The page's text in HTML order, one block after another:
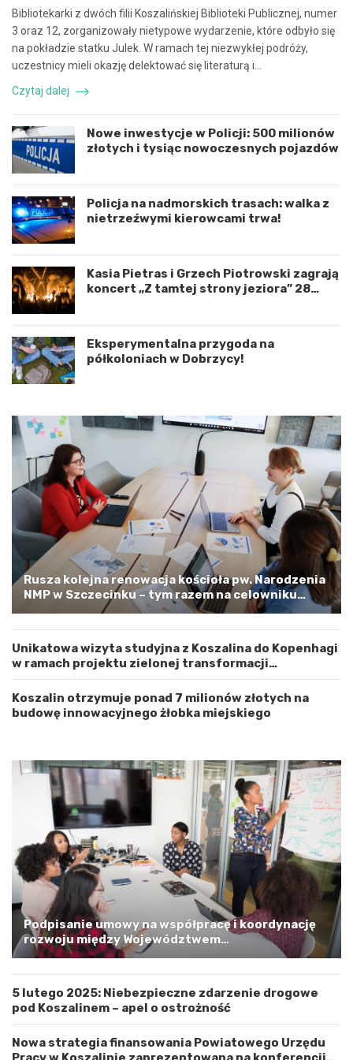
r
a
c
ę
i
k
o
o
r
d
y
n
a
c
j
ę
r
z
w
o
j
u
m
i
ę
z
y
W
o
e
d
z
w
c
h
o
d
n
p
k
i
m
G
n
i
a
s
t
n
e
z
d
a
r
z
e
n
i
e
d
r
o
g
o
w
p
o
d
K
o
s
z
a
i
n
e
m
a
l
o
s
n
o
ś
ć
Bibliotekarki z dwóch filii Koszalińskiej Biblioteki Publicznej, numer
3 oraz 12, zorganizowały nietypowe wydarzenie, które odbyło się
na pokładzie statku Julek. W ramach tej niezwykłej podróży,
uczestnicy mieli okazję delektować się literaturą i…
Czytaj dalej
Nowe inwestycje w Policji: 500 milionów
złotych i tysiąc nowoczesnych pojazdów
Policja na nadmorskich trasach: walka z
nietrzeźwymi kierowcami trwa!
Kasia Pietras i Grzech Piotrowski zagrają
koncert „Z tamtej strony jeziora” 28
Eksperymentalna przygoda na
półkoloniach w Dobrzycy!
Rusza kolejna renowacja kościoła pw. Narodzenia
NMP w Szczecinku – tym razem na celowniku
zachodnia elewacja i główne wejście
Unikatowa wizyta studyjna z Koszalina do Kopenhagi
w ramach projektu zielonej transformacji
energetycznej
Koszalin otrzymuje ponad 7 milionów złotych na
budowę innowacyjnego żłobka miejskiego
Podpisanie umowy na współpracę i koordynację
rozwoju między Województwem
Zachodniopomorskim a Gminą Miastem Koszalin
5 lutego 2025: Niebezpieczne zdarzenie drogowe
pod Koszalinem – apel o ostrożność
Nowa strategia finansowania Powiatowego Urzędu